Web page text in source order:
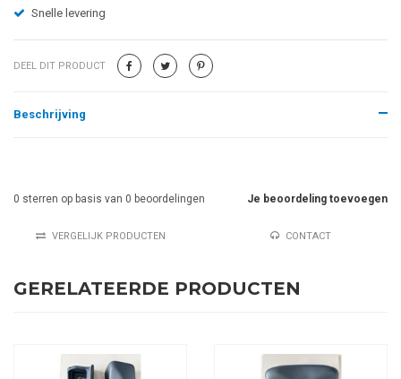
Snelle levering
DEEL DIT PRODUCT
Beschrijving
Je beoordeling toevoegen
0 sterren op basis van 0 beoordelingen
VERGELIJK PRODUCTEN CONTACT
GERELATEERDE PRODUCTEN